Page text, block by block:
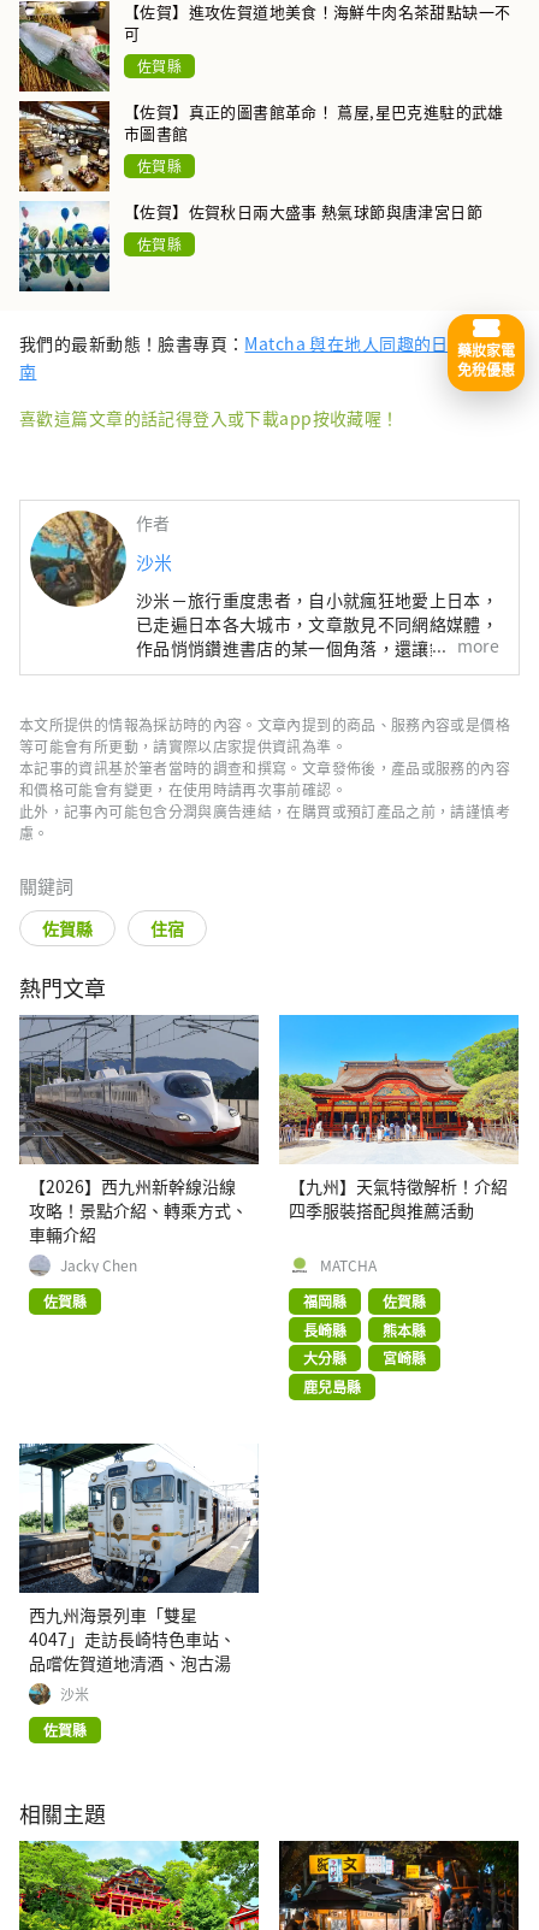
【佐賀】進攻佐賀道地美食！海鮮牛肉名茶甜點缺一不
可
佐賀縣
【佐賀】真正的圖書館革命！ 蔦屋,星巴克進駐的武雄
市圖書館
佐賀縣
【佐賀】佐賀秋日兩大盛事 熱氣球節與唐津宮日節
佐賀縣
我們的最新動態！臉書專頁： Matcha 與在地人同趣的日本旅遊指
南
喜歡這篇文章的話記得登入或下載app按收藏喔！
作者
沙米
沙米－旅行重度患者，自小就瘋狂地愛上日本，
已走遍日本各大城市，文章散見不同網絡媒體，
作品悄悄鑽進書店的某一個角落，還讓鏡頭紀錄
在日本的每一道片段。 出版著作包括：《九州
觀光列車的精選行程X深度漫遊》、《日本私路
小旅行：沙米旅日美好散策》、《東京食買玩一
本ok》等10多本日本旅遊作品。 FB:
www.facebook.com/sami2travel Web:
www.sami2travel.com
more
本文所提供的情報為採訪時的內容。文章內提到的商品、服務內容或是價格
等可能會有所更動，請實際以店家提供資訊為準。
本記事的資訊基於筆者當時的調查和撰寫。文章發佈後，產品或服務的內容
和價格可能會有變更，在使用時請再次事前確認。
此外，記事內可能包含分潤與廣告連結，在購買或預訂產品之前，請謹慎考
慮。
關鍵詞
佐賀縣 住宿
熱門文章
【2026】西九州新幹線沿線
攻略！景點介紹、轉乘方式、
車輛介紹
Jacky Chen
佐賀縣
【九州】天氣特徵解析！介紹
四季服裝搭配與推薦活動
MATCHA
福岡縣
佐賀縣
長崎縣
熊本縣
大分縣
宮崎縣
鹿兒島縣
西九州海景列車「雙星
4047」走訪長崎特色車站、
品嚐佐賀道地清酒、泡古湯
沙米
佐賀縣
相關主題
藥妝家電
免稅優惠